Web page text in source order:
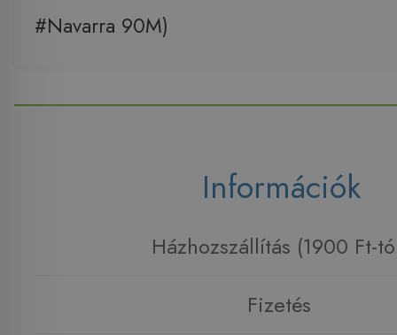
#Navarra 90M)
Információk
Házhozszállítás (1900 Ft-
Fizetés